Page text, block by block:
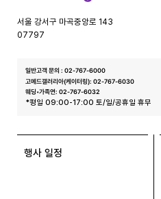
스
서울 강서구 마곡중앙로 143
07797
일반고객 문의 : 02-767-6000
고메드갤러리아(케이터링): 02-767-6030
웨딩•가족연: 02-767-6032
*평일 09:00-17:00 토/일/공휴일 휴무
행사 일정